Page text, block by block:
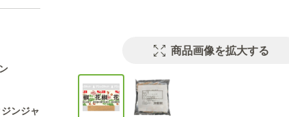
ンジャ
商品画像を拡大する